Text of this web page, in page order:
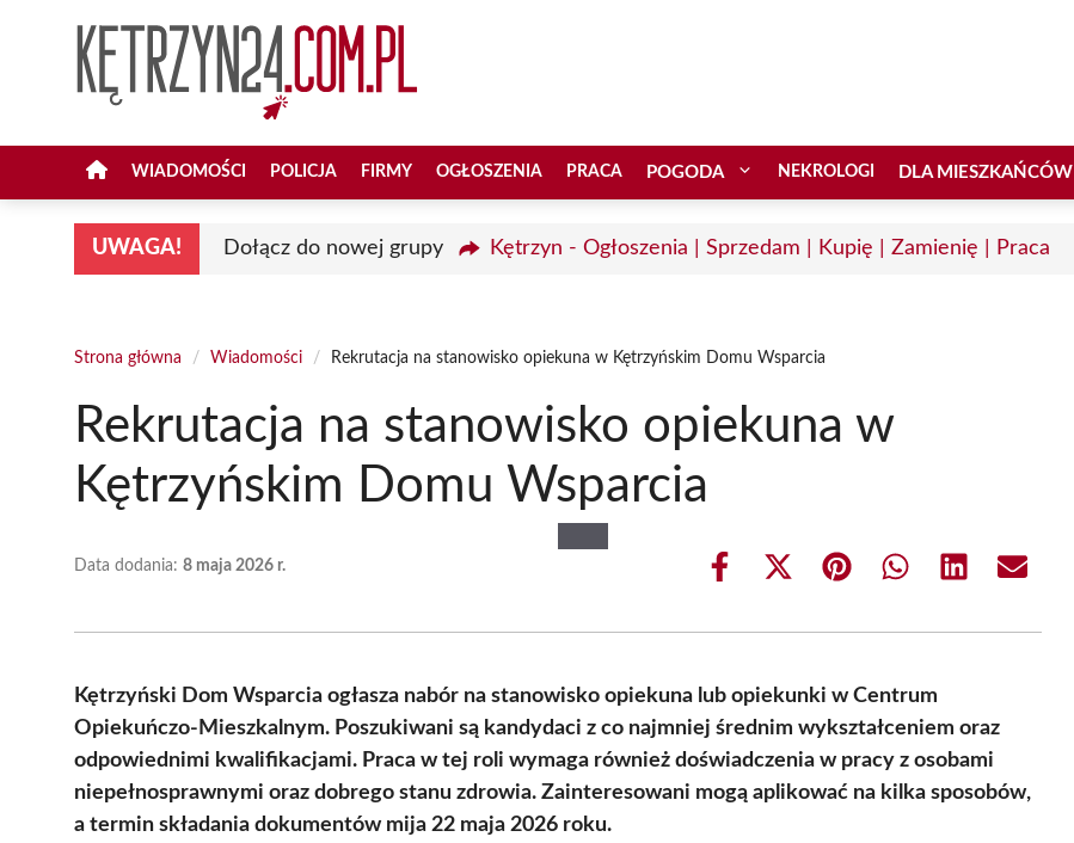
WIADOMOŚCI POLICJA FIRMY OGŁOSZENIA PRACA POGODA NEKROLOGI DLA MIESZKAŃCÓW
UWAGA! Dołącz do nowej grupy Kętrzyn - Ogłoszenia | Sprzedam | Kupię | Zamienię | Praca
Strona główna / Wiadomości / Rekrutacja na stanowisko opiekuna w Kętrzyńskim Domu Wsparcia
Rekrutacja na stanowisko opiekuna w
Kętrzyńskim Domu Wsparcia
Data dodania: 8 maja 2026 r.
Share
Share
(Twitter)
Share Share Share Share
Kętrzyński Dom Wsparcia ogłasza nabór na stanowisko opiekuna lub opiekunki w Centrum
Opiekuńczo-Mieszkalnym. Poszukiwani są kandydaci z co najmniej średnim wykształceniem oraz
odpowiednimi kwalifikacjami. Praca w tej roli wymaga również doświadczenia w pracy z osobami
niepełnosprawnymi oraz dobrego stanu zdrowia. Zainteresowani mogą aplikować na kilka sposobów,
a termin składania dokumentów mija 22 maja 2026 roku.